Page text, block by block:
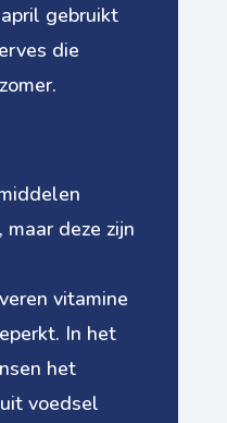
gebruikt
die
deze zijn
vitamine
In het
het
voedsel